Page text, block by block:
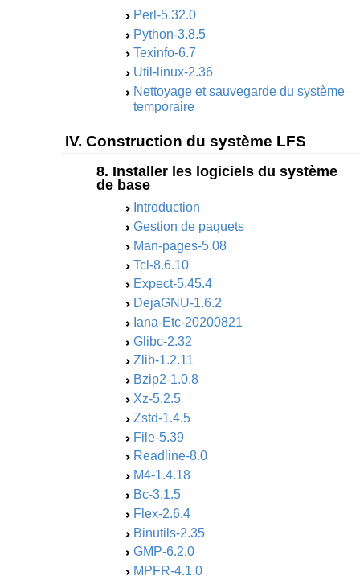
Perl-5.32.0
Python-3.8.5
Texinfo-6.7
Util-linux-2.36
Nettoyage et sauvegarde du système
temporaire
IV. Construction du système LFS
8. Installer les logiciels du système
de base
Introduction
Gestion de paquets
Man-pages-5.08
Tcl-8.6.10
Expect-5.45.4
DejaGNU-1.6.2
Iana-Etc-20200821
Glibc-2.32
Zlib-1.2.11
Bzip2-1.0.8
Xz-5.2.5
Zstd-1.4.5
File-5.39
Readline-8.0
M4-1.4.18
Bc-3.1.5
Flex-2.6.4
Binutils-2.35
GMP-6.2.0
MPFR-4.1.0